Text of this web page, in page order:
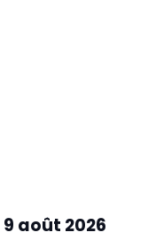
9 août 2026